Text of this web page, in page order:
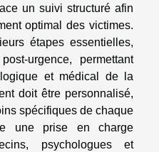
un suivi structuré afin
optimal des victimes.
étapes essentielles,
urgence, permettant
et médical de la
doit être personnalisé,
spécifiques de chaque
une prise en charge
psychologues et